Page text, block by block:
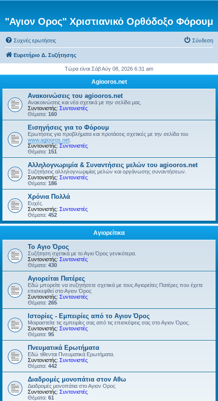
"Αγιον Ορος" Χριστιανικό Ορθόδοξο Φόρουμ
Συχνές ερωτήσεις Σύνδεση
Ευρετήριο Δ. Συζήτησης
Τώρα είναι Σάβ Αύγ 08, 2026 6:31 am
Agiooros.net
Ανακοινώσεις του agiooros.net
Ανακοινώσεις και νέα σχετικά με την σελίδα μας.
Συντονιστής: Συντονιστές
Θέματα: 160
Εισηγήσεις για το Φόρουμ
Ερωτήσεις για προβλήματα και προτάσεις σχετικές με την σελίδα του
www.agiooros.net
Συντονιστής: Συντονιστές
Θέματα: 151
Αλληλογνωριμία & Συναντήσεις μελών του agiooros.net
Συζητήσεις αλληλογνωριμίας μελών και οργάνωσης συναντήσεων.
Συντονιστής: Συντονιστές
Θέματα: 186
Χρόνια Πολλά
Ευχές.
Συντονιστής: Συντονιστές
Θέματα: 452
Αγιορείτικα
Το Αγιο Όρος
Συζήτηση σχετικά με το Αγιο Όρος γενικότερα.
Συντονιστής: Συντονιστές
Θέματα: 430
Αγιορείται Πατέρες
Εδώ μπορείτε να συζητήσετε σχετικά με τους Αγιορείτες Πατέρες που έχετε
επισκεφθεί στο Αγιον Όρος
Συντονιστής: Συντονιστές
Θέματα: 265
Ιστορίες - Εμπειρίες από το Αγιον Όρος
Μοιραστείτε τις εμπειρίες σας από τις επισκέψεις σας στο Αγιον Όρος.
Συντονιστής: Συντονιστές
Θέματα: 95
Πνευματικά Ερωτήματα
Εδώ τίθενται Πνευματικά Ερωτήματα.
Συντονιστής: Συντονιστές
Θέματα: 442
Διαδρομές μονοπάτια στον Αθω
Διαδρομές μονοπάτια στο Αγιον Ορος
Συντονιστής: Συντονιστές
Θέματα: 61